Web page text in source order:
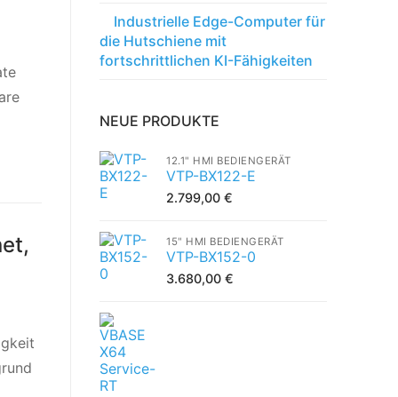
Industrielle Edge-Computer für
die Hutschiene mit
fortschrittlichen KI-Fähigkeiten
NEUE PRODUKTE
12.1" HMI BEDIENGERÄT
VTP-BX122-E
2.799,00 €
15" HMI BEDIENGERÄT
VTP-BX152-0
3.680,00 €